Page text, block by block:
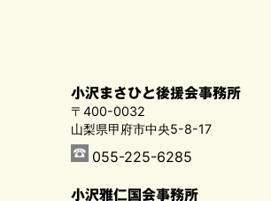
小沢まさひと後援会事務所
〒400-0032
山梨県甲府市中央5-8-17
055-225-6285
小沢雅仁国会事務所